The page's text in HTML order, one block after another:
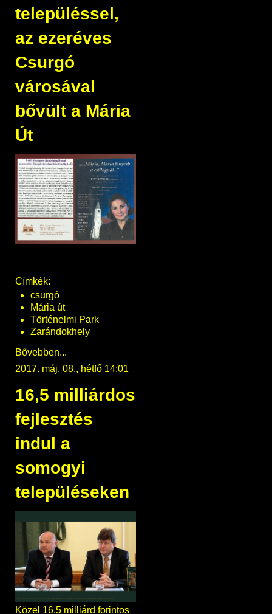
településsel,
az ezeréves
Csurgó
városával
bővült a Mária
Út
Címkék:
csurgó
Mária út
Történelmi Park
Zarándokhely
Bővebben...
2017. máj. 08., hétfő 14:01
16,5 milliárdos
fejlesztés
indul a
somogyi
településeken
Közel 16,5 milliárd forintos